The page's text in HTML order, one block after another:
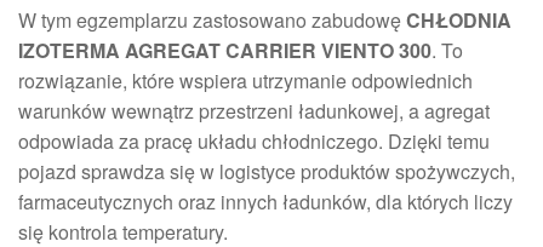
W tym egzemplarzu zastosowano zabudowęCHŁODNIA
IZOTERMA AGREGAT CARRIER VIENTO 300. To
rozwiązanie, które wspiera utrzymanie odpowiednich
warunków wewnątrz przestrzeni ładunkowej, a agregat
odpowiada za pracę układu chłodniczego. Dzięki temu
pojazd sprawdza się w logistyce produktów spożywczych,
farmaceutycznych oraz innych ładunków, dla których liczy
się kontrola temperatury.